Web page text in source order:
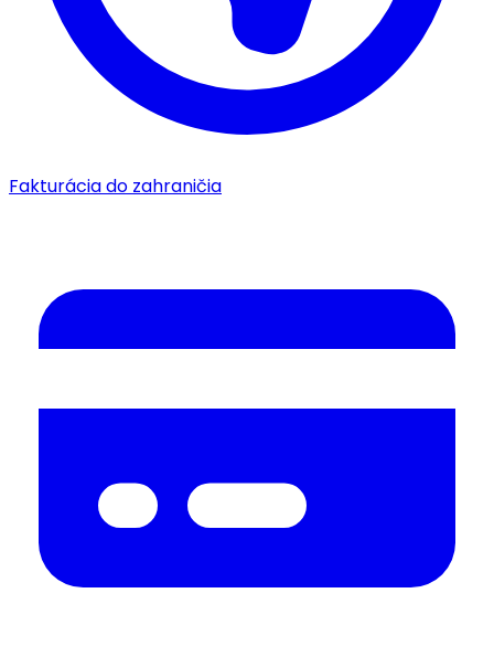
Fakturácia do zahraničia